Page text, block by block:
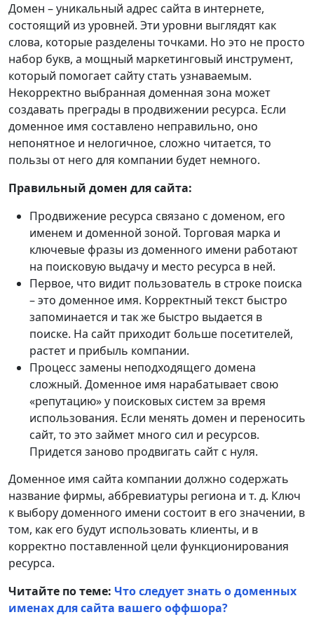
Домен – уникальный адрес сайта в интернете,
состоящий из уровней. Эти уровни выглядят как
слова, которые разделены точками. Но это не просто
набор букв, а мощный маркетинговый инструмент,
который помогает сайту стать узнаваемым.
Некорректно выбранная доменная зона может
создавать преграды в продвижении ресурса. Если
доменное имя составлено неправильно, оно
непонятное и нелогичное, сложно читается, то
пользы от него для компании будет немного.
Правильный домен для сайта:
Продвижение ресурса связано с доменом, его
именем и доменной зоной. Торговая марка и
ключевые фразы из доменного имени работают
на поисковую выдачу и место ресурса в ней.
Первое, что видит пользователь в строке поиска
– это доменное имя. Корректный текст быстро
запоминается и так же быстро выдается в
поиске. На сайт приходит больше посетителей,
растет и прибыль компании.
Процесс замены неподходящего домена
сложный. Доменное имя нарабатывает свою
«репутацию» у поисковых систем за время
использования. Если менять домен и переносить
сайт, то это займет много сил и ресурсов.
Придется заново продвигать сайт с нуля.
Доменное имя сайта компании должно содержать
название фирмы, аббревиатуры региона и т. д. Ключ
к выбору доменного имени состоит в его значении, в
том, как его будут использовать клиенты, и в
корректно поставленной цели функционирования
ресурса.
Читайте по теме: Что следует знать о доменных
именах для сайта вашего оффшора?